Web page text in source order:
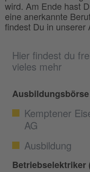
Hier findest du
vieles mehr
Ausbildungsbörse
Kemptener
AG
Ausbildung
Betriebselektriker
wird. Am Ende hast
eine anerkannte
findest Du in unserer